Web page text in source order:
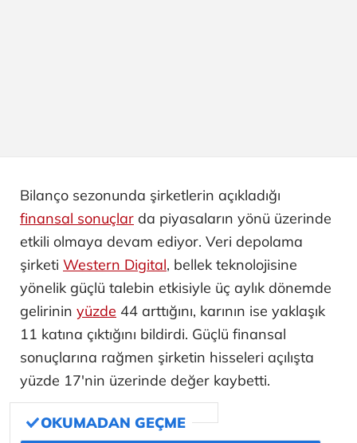
Bilanço sezonunda şirketlerin açıkladığı
finansal sonuçlar da piyasaların yönü üzerinde
etkili olmaya devam ediyor. Veri depolama
şirketi Western Digital, bellek teknolojisine
yönelik güçlü talebin etkisiyle üç aylık dönemde
gelirinin yüzde 44 arttığını, karının ise yaklaşık
11 katına çıktığını bildirdi. Güçlü finansal
sonuçlarına rağmen şirketin hisseleri açılışta
yüzde 17'nin üzerinde değer kaybetti.